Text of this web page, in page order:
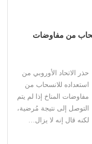
من مفاوضات
حذر الاتحاد الأوروبي من
استعداده للانسحاب من
مفاوضات المناخ إذا لم يتم
التوصل إلى نتيجة مُرضية،
لكنه قال إنه لا يزال…